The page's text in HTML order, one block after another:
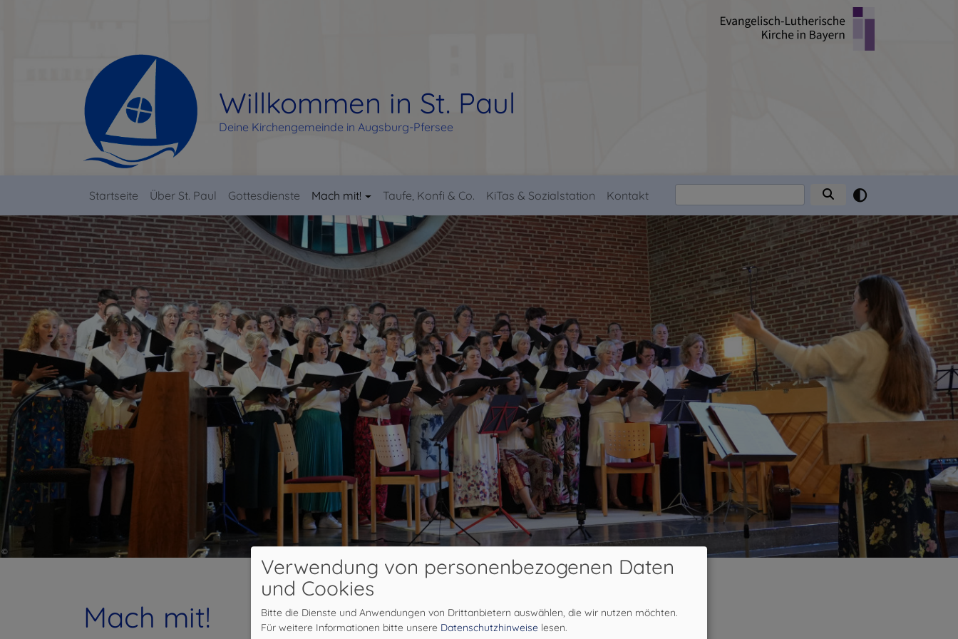
Willkommen in St. Paul
Deine Kirchengemeinde in Augsburg-Pfersee
Hauptnavigation
Startseite Über St. Paul Gottesdienste Mach mit! Taufe, Konfi & Co. KiTas & Sozialstation Kontakt Suche
Mach mit!
Verwendung von personenbezogenen Daten
und Cookies
Bitte die Dienste und Anwendungen von Drittanbietern auswählen, die wir nutzen möchten.
Für weitere Informationen bitte unsere Datenschutzhinweise lesen.